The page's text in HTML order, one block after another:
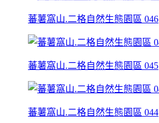
蕃薯窩山.二格自然生態園區 046
蕃薯窩山.二格自然生態園區 045
蕃薯窩山.二格自然生態園區 044